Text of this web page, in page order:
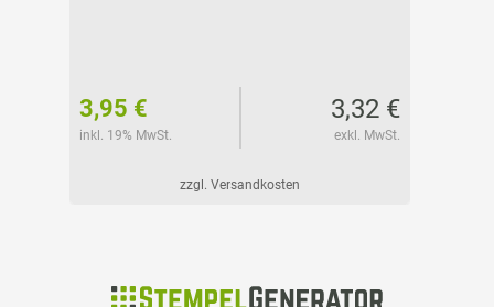
3,95 €
inkl. 19% MwSt.
3,32 €
exkl. MwSt.
zzgl. Versandkosten